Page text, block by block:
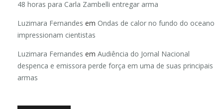
48 horas para Carla Zambelli entregar arma
Luzimara Fernandes em Ondas de calor no fundo do oceano
impressionam cientistas
Luzimara Fernandes em Audiência do Jornal Nacional
despenca e emissora perde força em uma de suas principais
armas